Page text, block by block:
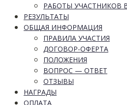
РАБОТЫ УЧАСТНИКОВ
РЕЗУЛЬТАТЫ
ОБЩАЯ ИНФОРМАЦИЯ
ПРАВИЛА УЧАСТИЯ
ДОГОВОР-ОФЕРТА
ПОЛОЖЕНИЯ
ВОПРОС — ОТВЕТ
ОТЗЫВЫ
НАГРАДЫ
ОПЛАТА